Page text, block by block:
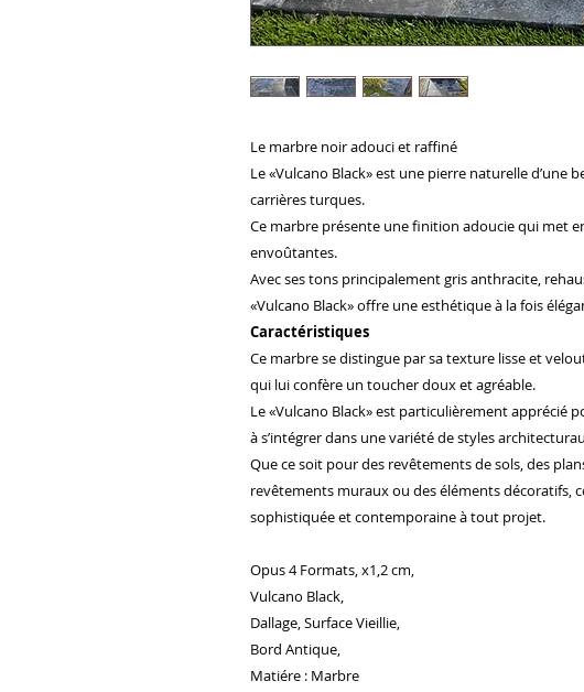
Le marbre noir adouci et raffiné
Le «Vulcano Black» est une pierre naturelle d’une
carrières turques.
Ce marbre présente une finition adoucie qui met
envoûtantes.
Avec ses tons principalement gris anthracite,
«Vulcano Black» offre une esthétique à la fois
Caractéristiques
Ce marbre se distingue par sa texture lisse et
qui lui confère un toucher doux et agréable.
Le «Vulcano Black» est particulièrement apprécié
à s’intégrer dans une variété de styles
Que ce soit pour des revêtements de sols, des
revêtements muraux ou des éléments décoratifs,
sophistiquée et contemporaine à tout projet.
Opus 4 Formats, x1,2 cm,
Vulcano Black,
Dallage, Surface Vieillie,
Bord Antique,
Matiére : Marbre